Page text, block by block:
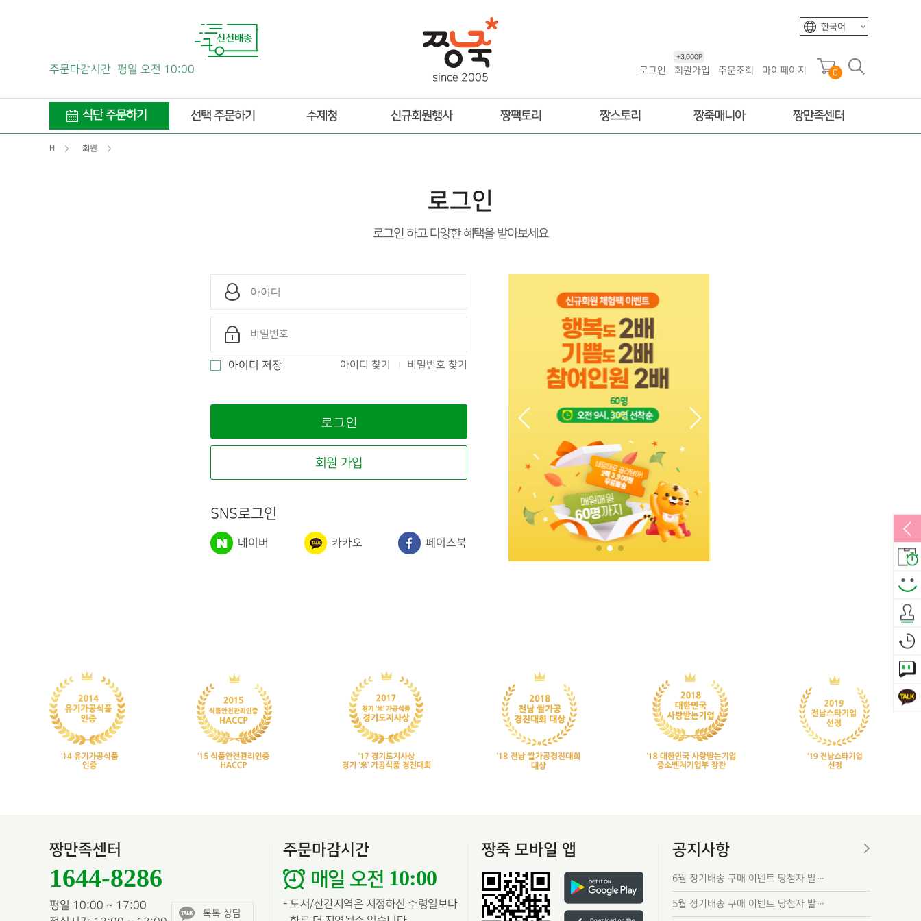
한국어
주문마감시간 평일 오전 10:00
since 2005
로그인 회원가입
+3,000P
주문조회 마이페이지 0
식단 주문하기 선택 주문하기 수제청 신규회원행사 짱팩토리 짱스토리 짱죽매니아 짱만족센터
H 회원
로그인
로그인 하고 다양한 혜택을 받아보세요
아이디 저장 아이디 찾기 비밀번호 찾기
회원 가입
SNS로그인
네이버 카카오 페이스북
짱만족센터
1644-8286
평일 10:00 ~ 17:00
톡톡 상담
주문마감시간
매일 오전 10:00
- 도서/산간지역은 지정하신 수령일보다
짱죽 모바일 앱 공지사항
6월 정기배송 구매 이벤트 당첨자 발…
5월 정기배송 구매 이벤트 당첨자 발…